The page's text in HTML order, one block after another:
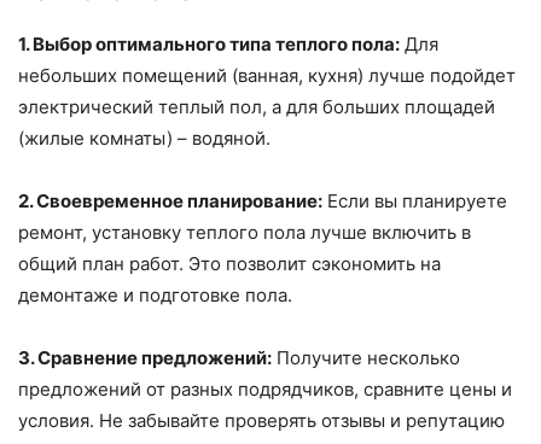
1. Выбор оптимального типа теплого пола: Для
небольших помещений (ванная, кухня) лучше подойдет
электрический теплый пол, а для больших площадей
(жилые комнаты) – водяной.
2. Своевременное планирование: Если вы планируете
ремонт, установку теплого пола лучше включить в
общий план работ. Это позволит сэкономить на
демонтаже и подготовке пола.
3. Сравнение предложений: Получите несколько
предложений от разных подрядчиков, сравните цены и
условия. Не забывайте проверять отзывы и репутацию